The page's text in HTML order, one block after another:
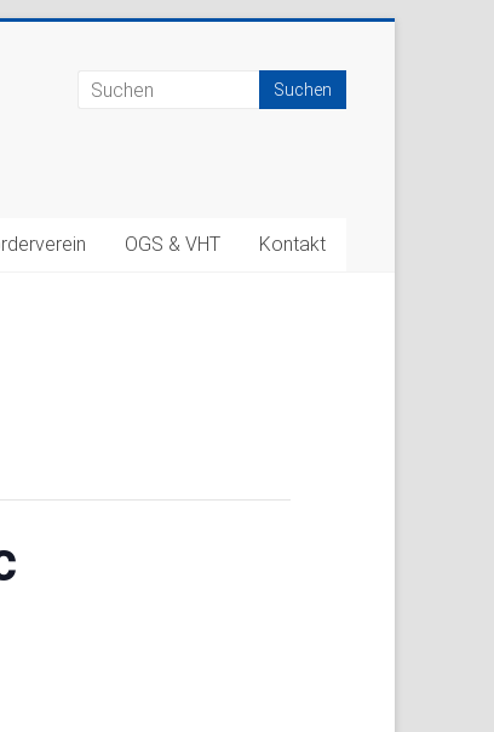
OGS & VHT Kontakt